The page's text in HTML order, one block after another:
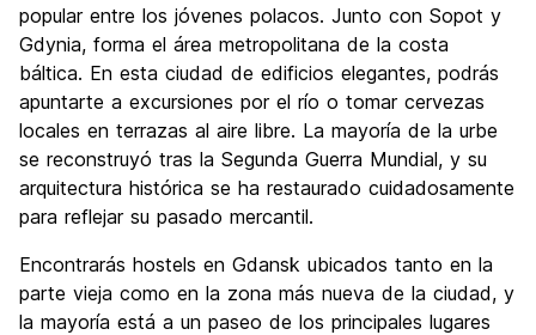
Calidad Precio
8.8
popular entre los jóvenes polacos. Junto con Sopot y
Gdynia, forma el área metropolitana de la costa
báltica. En esta ciudad de edificios elegantes, podrás
apuntarte a excursiones por el río o tomar cervezas
locales en terrazas al aire libre. La mayoría de la urbe
se reconstruyó tras la Segunda Guerra Mundial, y su
arquitectura histórica se ha restaurado cuidadosamente
para reflejar su pasado mercantil.
Encontrarás hostels en Gdansk ubicados tanto en la
parte vieja como en la zona más nueva de la ciudad, y
la mayoría está a un paseo de los principales lugares